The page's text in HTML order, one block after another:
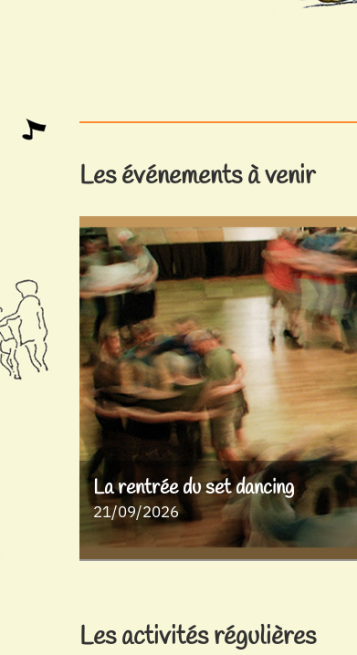
Les événements à venir
La rentrée du set dancing
21/09/2026
Les activités régulières